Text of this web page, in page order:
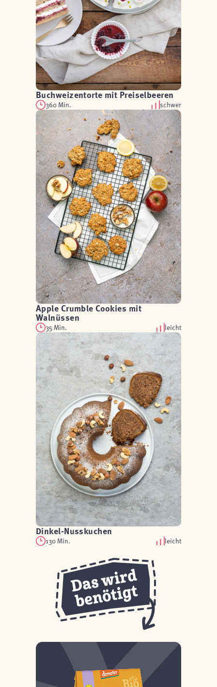
Buchweizentorte mit Preiselbeeren
360 Min. schwer
Apple Crumble Cookies mit
Walnüssen
35 Min. leicht
Dinkel-Nusskuchen
130 Min. leicht